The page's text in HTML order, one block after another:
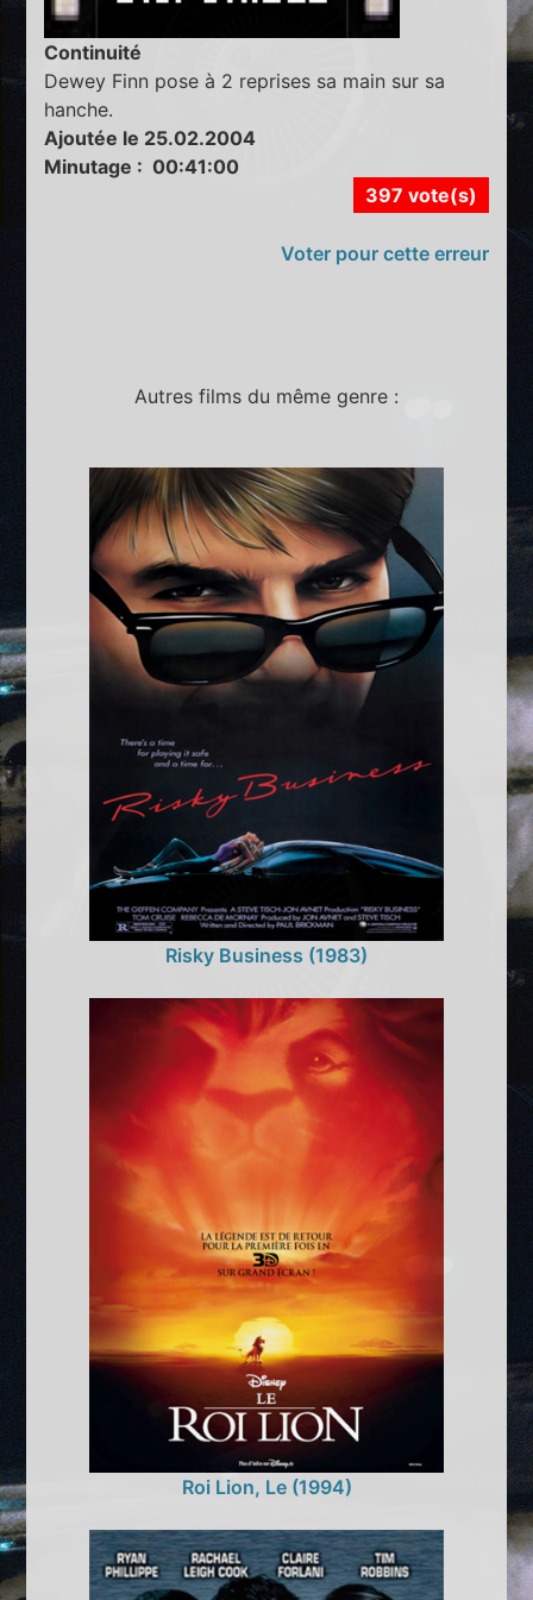
Continuité
Dewey Finn pose à 2 reprises sa main sur sa
hanche.
Ajoutée le 25.02.2004
Minutage : 00:41:00
397 vote(s)
Voter pour cette erreur
Autres films du même genre :
Risky Business (1983)
Roi Lion, Le (1994)